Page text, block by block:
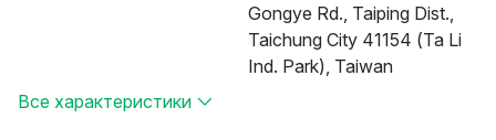
Gongye Rd., Taiping Dist.,
Taichung City 41154 (Ta Li
Ind. Park), Taiwan
Все характеристики